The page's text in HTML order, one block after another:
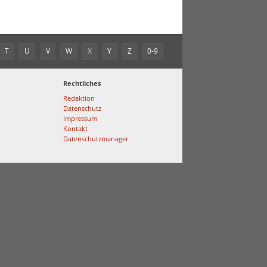
T U V W X Y Z 0-9
Rechtliches
Redaktion
Datenschutz
Impressum
Kontakt
Datenschutzmanager